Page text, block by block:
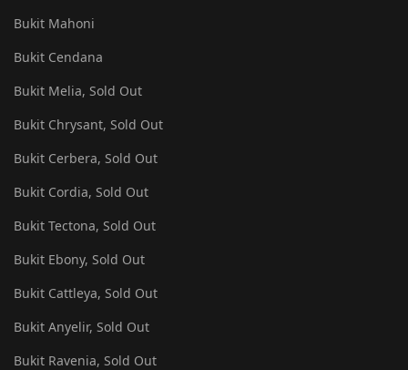
Bukit Mahoni
Bukit Cendana
Bukit Melia, Sold Out
Bukit Chrysant, Sold Out
Bukit Cerbera, Sold Out
Bukit Cordia, Sold Out
Bukit Tectona, Sold Out
Bukit Ebony, Sold Out
Bukit Cattleya, Sold Out
Bukit Anyelir, Sold Out
Bukit Ravenia, Sold Out